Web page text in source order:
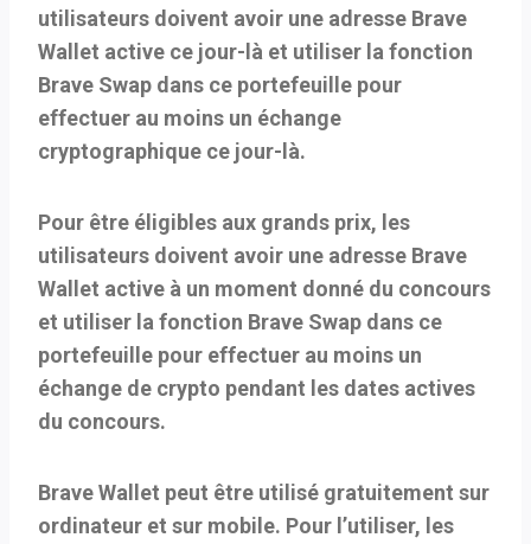
utilisateurs doivent avoir une adresse Brave
Wallet active ce jour-là et utiliser la fonction
Brave Swap dans ce portefeuille pour
effectuer au moins un échange
cryptographique ce jour-là.
Pour être éligibles aux grands prix, les
utilisateurs doivent avoir une adresse Brave
Wallet active à un moment donné du concours
et utiliser la fonction Brave Swap dans ce
portefeuille pour effectuer au moins un
échange de crypto pendant les dates actives
du concours.
Brave Wallet peut être utilisé gratuitement sur
ordinateur et sur mobile. Pour l’utiliser, les